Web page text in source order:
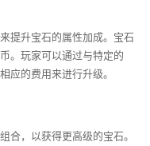
提升宝石的属性加成。宝石
。玩家可以通过与特定的
应的费用来进行升级。
合，以获得更高级的宝石。